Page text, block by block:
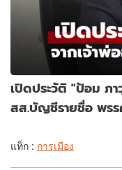
เปิดประวัติ "ป้อม ภ
สส.บัญชีรายชื่อ พรร
แท็ก : การเมือง